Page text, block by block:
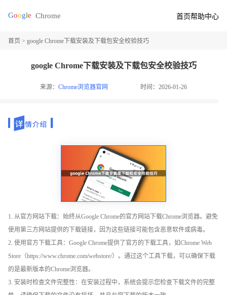
首页帮助中心
首页 > google Chrome下载安装及下载包安全校验技巧
google Chrome下载安装及下载包安全校验技巧
来源：Chrome浏览器官网 时间：2026-01-26
1. 从官方网站下载：始终从Google Chrome的官方网站下载Chrome浏览器。避免
使用第三方网站提供的下载链接，因为这些链接可能包含恶意软件或病毒。
2. 使用官方下载工具：Google Chrome提供了官方的下载工具，如Chrome Web
Store（https://www.chrome.com/webstore/）。通过这个工具下载，可以确保下载
的是最新版本的Chrome浏览器。
3. 安装时检查文件完整性：在安装过程中，系统会提示您检查下载文件的完整